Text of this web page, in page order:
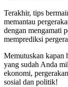
Terakhir, tips
memantau
dengan mengamati
memprediksi
Memutuskan kapan
yang sudah Anda
ekonomi,
sosial dan politik!